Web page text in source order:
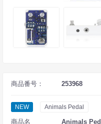
商品番号： 253968
NEW Animals Pedal
商品名
Animals